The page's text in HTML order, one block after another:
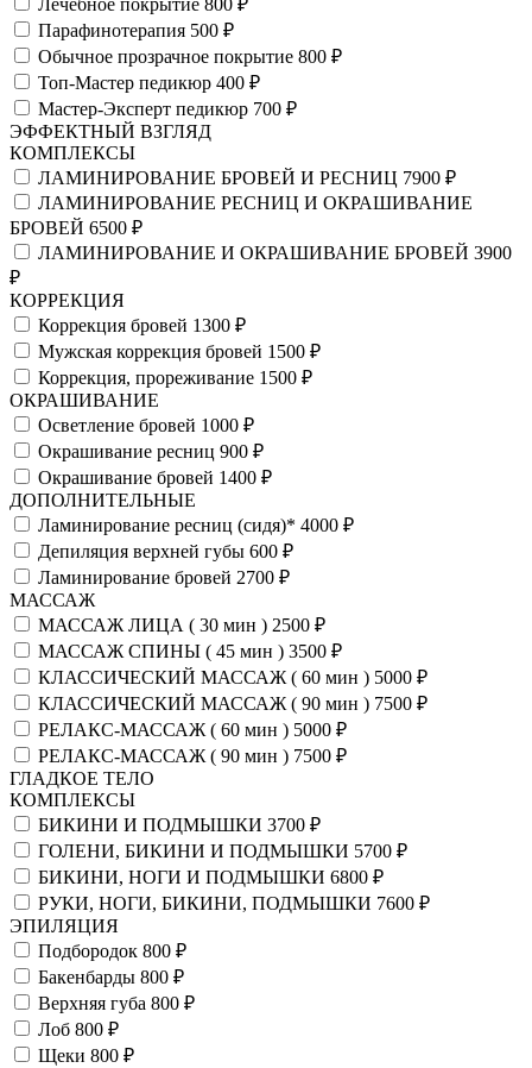
Парафинотерапия 500 ₽
Обычное прозрачное покрытие 800 ₽
Топ-Мастер педикюр 400 ₽
Мастер-Эксперт педикюр 700 ₽
ЭФФЕКТНЫЙ ВЗГЛЯД
КОМПЛЕКСЫ
ЛАМИНИРОВАНИЕ БРОВЕЙ И РЕСНИЦ 7900 ₽
ЛАМИНИРОВАНИЕ РЕСНИЦ И ОКРАШИВАНИЕ
БРОВЕЙ 6500 ₽
ЛАМИНИРОВАНИЕ И ОКРАШИВАНИЕ БРОВЕЙ 3900
₽
КОРРЕКЦИЯ
Коррекция бровей 1300 ₽
Мужская коррекция бровей 1500 ₽
Коррекция, прореживание 1500 ₽
ОКРАШИВАНИЕ
Осветление бровей 1000 ₽
Окрашивание ресниц 900 ₽
Окрашивание бровей 1400 ₽
ДОПОЛНИТЕЛЬНЫЕ
Ламинирование ресниц (сидя)* 4000 ₽
Депиляция верхней губы 600 ₽
Ламинирование бровей 2700 ₽
МАССАЖ
МАССАЖ ЛИЦА ( 30 мин ) 2500 ₽
МАССАЖ СПИНЫ ( 45 мин ) 3500 ₽
КЛАССИЧЕСКИЙ МАССАЖ ( 60 мин ) 5000 ₽
КЛАССИЧЕСКИЙ МАССАЖ ( 90 мин ) 7500 ₽
РЕЛАКС-МАССАЖ ( 60 мин ) 5000 ₽
РЕЛАКС-МАССАЖ ( 90 мин ) 7500 ₽
ГЛАДКОЕ ТЕЛО
КОМПЛЕКСЫ
БИКИНИ И ПОДМЫШКИ 3700 ₽
ГОЛЕНИ, БИКИНИ И ПОДМЫШКИ 5700 ₽
БИКИНИ, НОГИ И ПОДМЫШКИ 6800 ₽
РУКИ, НОГИ, БИКИНИ, ПОДМЫШКИ 7600 ₽
ЭПИЛЯЦИЯ
Подбородок 800 ₽
Бакенбарды 800 ₽
Верхняя губа 800 ₽
Лоб 800 ₽
Щеки 800 ₽